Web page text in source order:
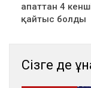
апаттан 4
қайтыс болды
Сізге де